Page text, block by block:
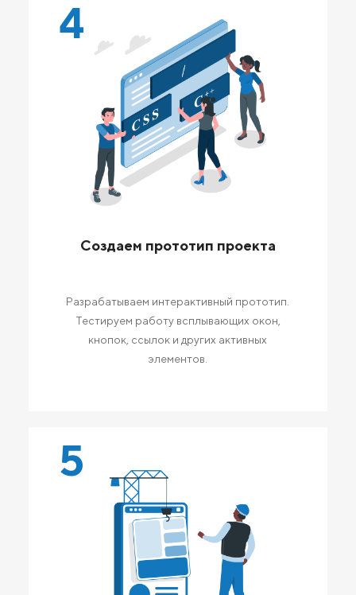
4
Создаем прототип проекта
Разрабатываем интерактивный прототип.
Тестируем работу всплывающих окон,
кнопок, ссылок и других активных
элементов.
5